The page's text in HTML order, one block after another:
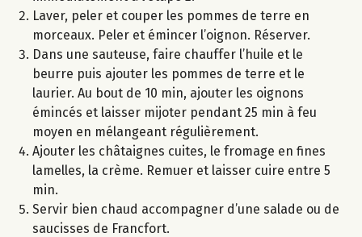
Laver, peler et couper les pommes de terre en
morceaux. Peler et émincer l’oignon. Réserver.
Dans une sauteuse, faire chauffer l’huile et le
beurre puis ajouter les pommes de terre et le
laurier. Au bout de 10 min, ajouter les oignons
émincés et laisser mijoter pendant 25 min à feu
moyen en mélangeant régulièrement.
Ajouter les châtaignes cuites, le fromage en fines
lamelles, la crème. Remuer et laisser cuire entre 5
min.
Servir bien chaud accompagner d’une salade ou de
saucisses de Francfort.